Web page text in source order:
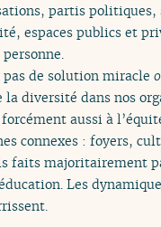
partis politiques,
espaces publics et
pas de solution miracle
la diversité dans nos
aussi à
connexes : foyers,
faits majoritairement
Les